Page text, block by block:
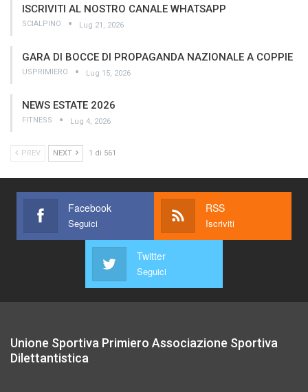
ISCRIVITI AL NOSTRO CANALE WHATSAPP
SCIALPINO Lug 21, 2026
GARA DI BOCCE DI PROPAGANDA NAZIONALE A COPPIE
USPRIMIERO Lug 15, 2026
NEWS ESTATE 2026
FITNESS Lug 4, 2026
PREV NEXT 1 di 561
Facebook
Seguici
RSS
Iscriviti
Twitter
Seguici
Unione Sportiva Primiero Associazione Sportiva
Dilettantistica